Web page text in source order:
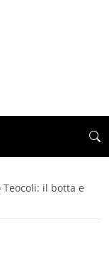
il botta e